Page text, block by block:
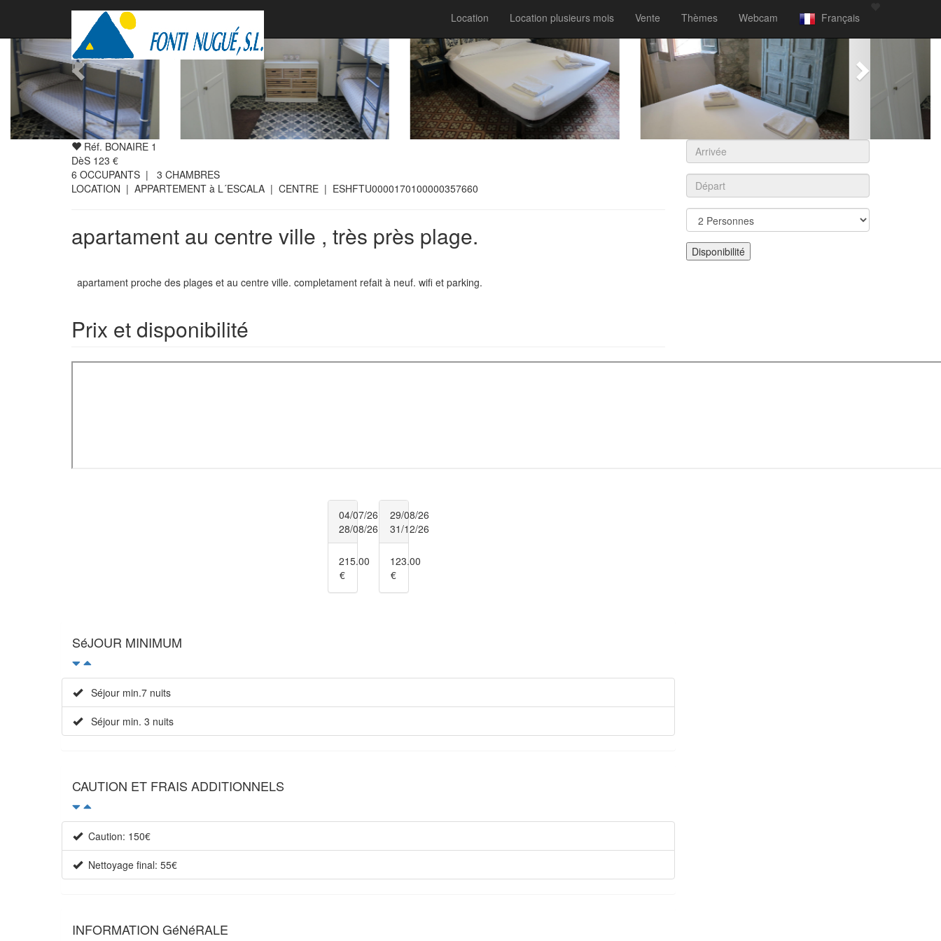
Location Location plusieurs mois Vente Thèmes Webcam Français
Réf. BONAIRE 1
DèS 123 €
6 OCCUPANTS | 3 CHAMBRES
LOCATION | APPARTEMENT à L´ESCALA | CENTRE | ESHFTU0000170100000357660
apartament au centre ville , très près plage.
apartament proche des plages et au centre ville. completament refait à neuf. wifi et parking.
Prix et disponibilité
04/07/26
28/08/26
215.00
€
29/08/26
31/12/26
123.00
€
SéJOUR MINIMUM
Séjour min.7 nuits
Séjour min. 3 nuits
CAUTION ET FRAIS ADDITIONNELS
Caution: 150€
Nettoyage final: 55€
INFORMATION GéNéRALE